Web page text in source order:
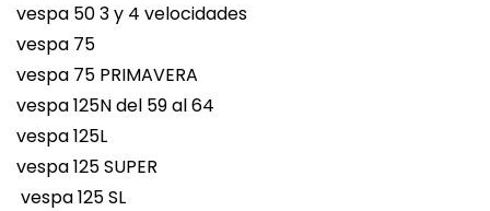
vespa 50 3 y 4 velocidades
vespa 75
vespa 75 PRIMAVERA
vespa 125N del 59 al 64
vespa 125L
vespa 125 SUPER
vespa 125 SL